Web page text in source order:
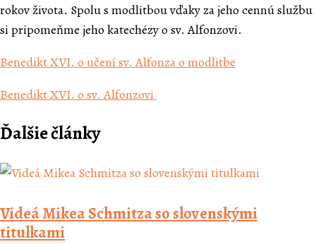
rokov života. Spolu s modlitbou vďaky za jeho cennú službu
si pripomeňme jeho katechézy o sv. Alfonzovi.
Benedikt XVI. o učení sv. Alfonza o modlitbe
Benedikt XVI. o sv. Alfonzovi
Ďalšie články
Videá Mikea Schmitza so slovenskými
titulkami